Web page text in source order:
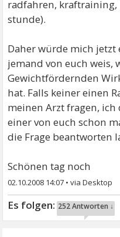
radfahren,
stunde).
Daher würde mich jetzt
jemand von euch weis,
Gewichtfördernden
hat. Falls keiner einen
meinen Arzt fragen,
einer von euch schon
die Frage beantworten
Schönen tag noch
02.10.2008 14:07 •
252 Antworten ↓